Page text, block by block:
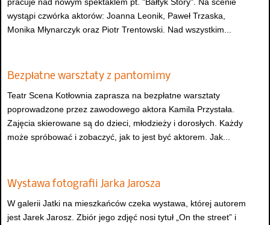
wystąpi czwórka aktorów: Joanna Leonik, Paweł Trzaska,
Monika Młynarczyk oraz Piotr Trentowski. Nad wszystkim...
Bezpłatne warsztaty z pantomimy
Teatr Scena Kotłownia zaprasza na bezpłatne warsztaty
poprowadzone przez zawodowego aktora Kamila Przystała.
Zajęcia skierowane są do dzieci, młodzieży i dorosłych. Każdy
może spróbować i zobaczyć, jak to jest być aktorem. Jak...
Wystawa fotografii Jarka Jarosza
W galerii Jatki na mieszkańców czeka wystawa, której autorem
jest Jarek Jarosz. Zbiór jego zdjęć nosi tytuł „On the street” i